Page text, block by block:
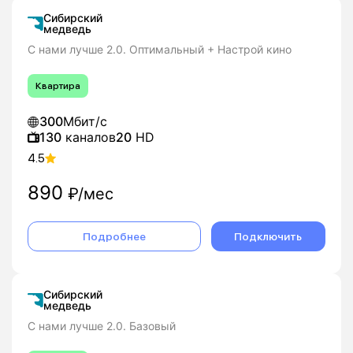
Сибирский
медведь
С нами лучше 2.0. Оптимальный + Настрой кино
Квартира
300Мбит/с
130 каналов20 HD
4.5
890 ₽/мес
Подробнее Подключить
Сибирский
медведь
С нами лучше 2.0. Базовый